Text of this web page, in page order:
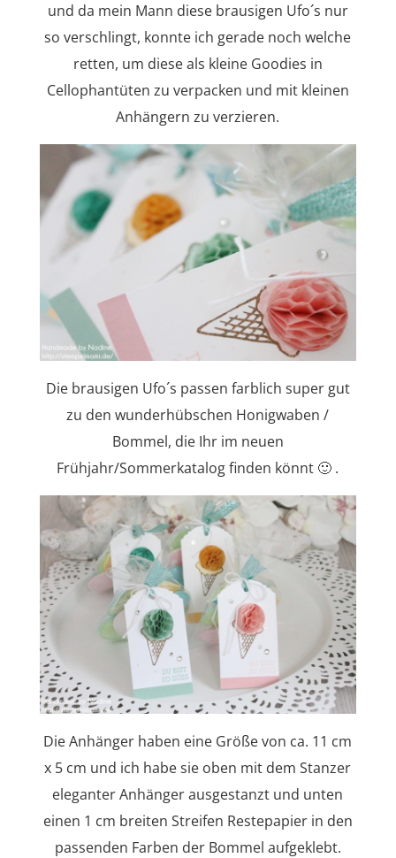
und da mein Mann diese brausigen Ufo´s nur
so verschlingt, konnte ich gerade noch welche
retten, um diese als kleine Goodies in
Cellophantüten zu verpacken und mit kleinen
Anhängern zu verzieren.
Die brausigen Ufo´s passen farblich super gut
zu den wunderhübschen Honigwaben /
Bommel, die Ihr im neuen
Frühjahr/Sommerkatalog finden könnt 🙂 .
Die Anhänger haben eine Größe von ca. 11 cm
x 5 cm und ich habe sie oben mit dem Stanzer
eleganter Anhänger ausgestanzt und unten
einen 1 cm breiten Streifen Restepapier in den
passenden Farben der Bommel aufgeklebt.